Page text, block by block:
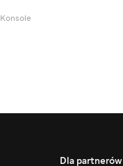
Konsole
Dla partnerów